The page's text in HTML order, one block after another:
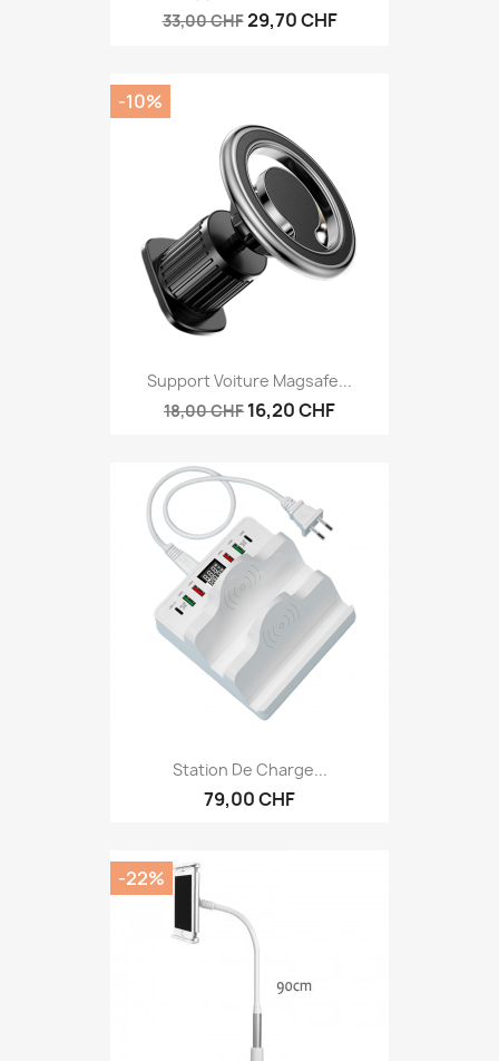
33,00 CHF29,70 CHF
Support Voiture Magsafe...
18,00 CHF 16,20 CHF
-10%
Station De Charge...
79,00 CHF
-22%